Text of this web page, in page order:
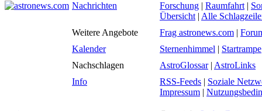
Nachrichten Forschung | Raumfahrt |
Übersicht | Alle
Weitere Angebote
Frag astronews.com |
Kalender
Sternenhimmel | Startrampe
Nachschlagen
AstroGlossar| AstroLinks
Info
RSS-Feeds | Soziale
Impressum |